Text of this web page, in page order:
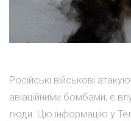
Російські військові
авіаційними бомбами, є
люди. Цю інформацію у